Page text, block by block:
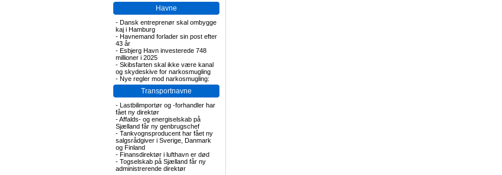
Havne
- Dansk entreprenør skal ombygge
kaj i Hamburg
- Havnemand forlader sin post efter
43 år
- Esbjerg Havn investerede 748
millioner i 2025
- Skibsfarten skal ikke være kanal
og skydeskive for narkosmugling
- Nye regler mod narkosmugling:
Transportnavne
- Lastbilimportør og -forhandler har
fået ny direktør
-Affalds- og energiselskab på
Sjælland får ny genbrugschef
- Tankvognsproducent har fået ny
salgsrådgiver i Sverige, Danmark
og Finland
- Finansdirektør i lufthavn er død
- Togselskab på Sjælland får ny
administrerende direktør